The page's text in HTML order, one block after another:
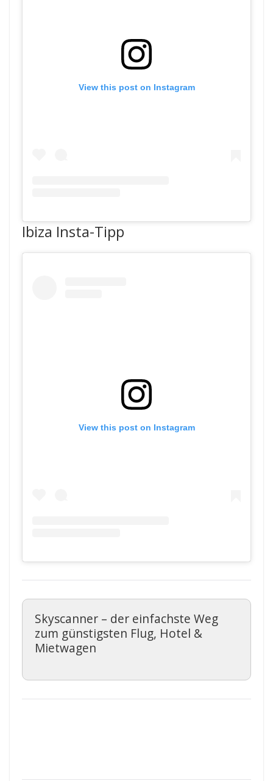
View this post on Instagram
Ibiza Insta-Tipp
View this post on Instagram
Skyscanner – der einfachste Weg
zum günstigsten Flug, Hotel &
Mietwagen